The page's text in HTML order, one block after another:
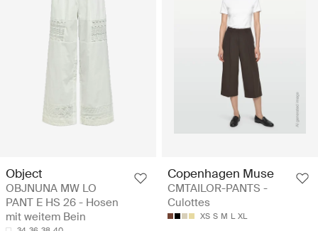
Object
OBJNUNA MW LO
PANT E HS 26 - Hosen
mit weitem Bein
Copenhagen Muse
CMTAILOR-PANTS -
Culottes
XS S M L XL